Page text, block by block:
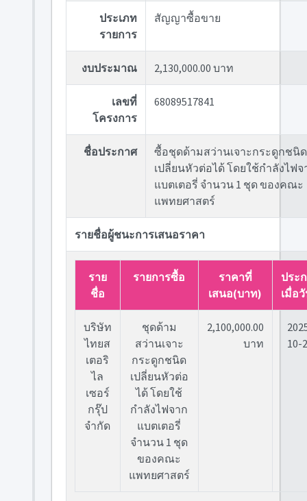
ประเภท
รายการ
สัญญาซื้อขาย
งบประมาณ 2,130,000.00 บาท
เลขที่
โครงการ
68089517841
ชื่อประกาศ
ซื้อชุดด้ามสว่านเจาะกระดูกชนิด
เปลี่ยนหัวต่อได้ โดยใช้กำลังไฟจ
แบตเตอรี่ จำนวน 1 ชุด ของคณะ
แพทยศาสตร์
รายชื่อผู้ชนะการเสนอราคา
ราย
ชื่อ
รายการซื้อ
ราคาที่
เสนอ(บาท)
ประ
เมื่อ
บริษัท
ไทยส
เตอริ
ไล
เซอร์
กรุ๊ป
จำกัด
ชุดด้าม
สว่านเจาะ
กระดูกชนิด
เปลี่ยนหัวต่อ
ได้ โดยใช้
กำลังไฟจาก
แบตเตอรี่
จำนวน 1 ชุด
ของคณะ
แพทยศาสตร์
2,100,000.00
บาท
10-